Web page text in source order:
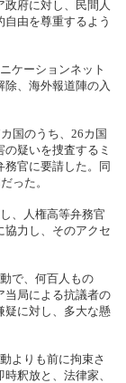
政府に対し、民間人
由を尊重するよう
ケーションネット
、海外報道陣の入
カ国のうち、 26カ国
疑いを捜査するミ
務官に要請した。同
った。
、人権高等弁務官
協力し、そのアクセ
で、何百人もの
当局による抗議者の
疑に対し、多大な懸
よりも前に拘束さ
釈放と、法律家、